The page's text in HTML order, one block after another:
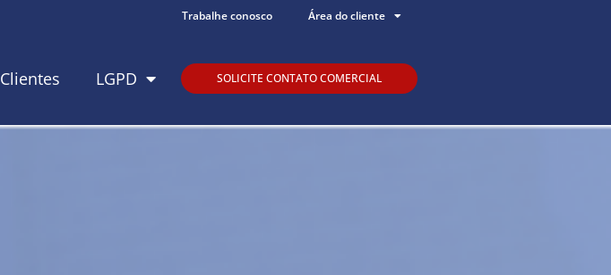
Trabalhe conosco Área do cliente
Clientes LGPD SOLICITE CONTATO COMERCIAL